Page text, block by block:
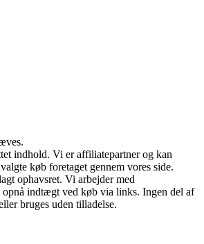
indhold. Vi er affiliatepartner og kan
køb foretaget gennem vores side.
ophavsret. Vi arbejder med
opnå indtægt ved køb via links. Ingen del af
bruges uden tilladelse.